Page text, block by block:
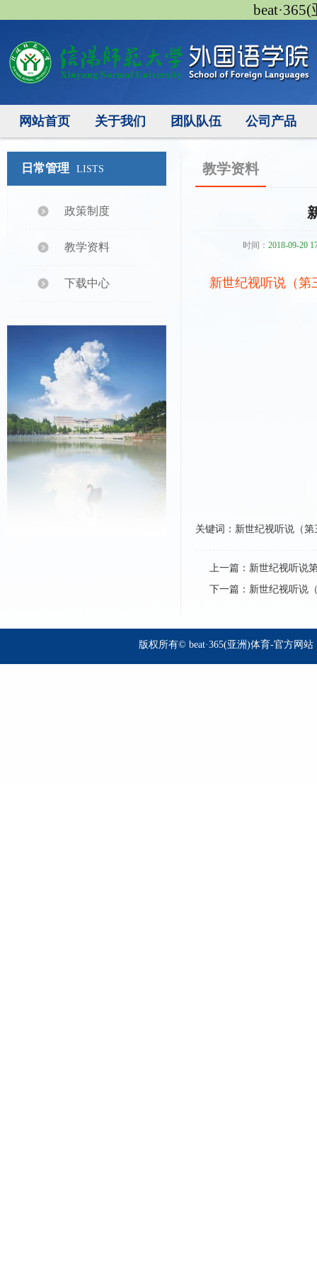
网站首页 关于我们 团队队伍 公司产品
日常管理 LISTS
政策制度
教学资料
下载中心
教学资料
时间： 2018-09-20
新世纪视听说（第
关键词：新世纪视听说（
上一篇： 新世纪视听说
下一篇： 新世纪视听说
版权所有© beat·365(亚洲)体育-官方网